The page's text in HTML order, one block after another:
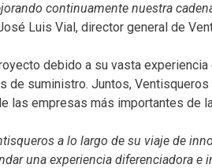
continuamente nuestra
Luis Vial, director general de
debido a su vasta
de suministro. Juntos,
las empresas más importantes de
a lo largo de su viaje de
una experiencia diferenciadora e